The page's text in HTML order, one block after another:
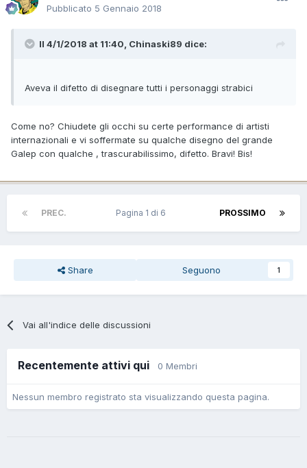
Pubblicato 5 Gennaio 2018
Il 4/1/2018 at 11:40, Chinaski89 dice:
Aveva il difetto di disegnare tutti i personaggi strabici
Come no? Chiudete gli occhi su certe performance di artisti
internazionali e vi soffermate su qualche disegno del grande
Galep con qualche , trascurabilissimo, difetto. Bravi! Bis!
PREC. PROSSIMO
Pagina 1 di 6
Share Seguono 1
Vai all'indice delle discussioni
Recentemente attivi qui 0 Membri
Nessun membro registrato sta visualizzando questa pagina.